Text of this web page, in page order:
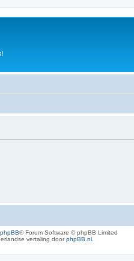
phpBB® Forum Software © phpBB Limited
vertaling doorphpBB.nl